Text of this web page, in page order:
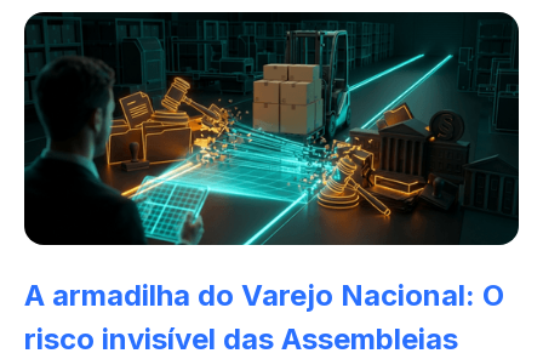
A armadilha do Varejo Nacional: O
risco invisível das Assembleias